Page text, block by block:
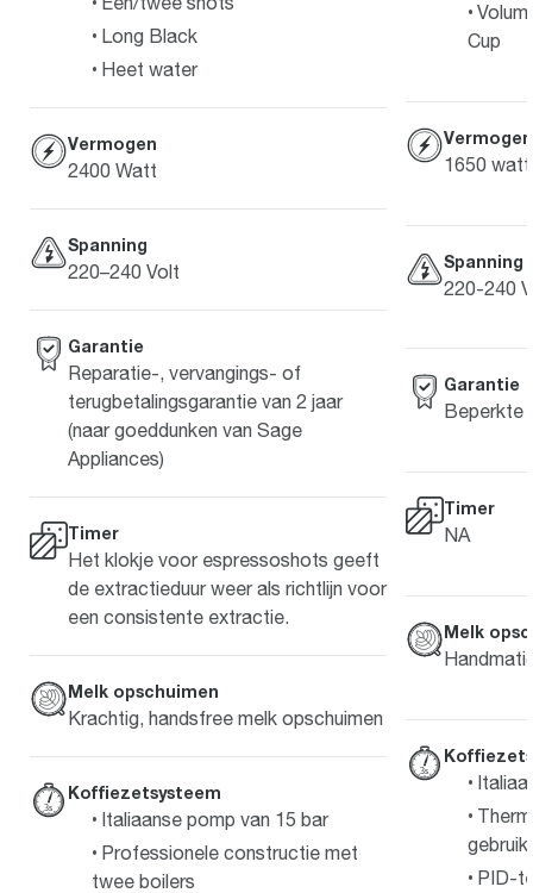
Long Black
Heet water
Vermogen
2400 Watt
Spanning
220–240 Volt
Garantie
Reparatie-, vervangings- of
terugbetalingsgarantie van 2 jaar
(naar goeddunken van Sage
Appliances)
Timer
Het klokje voor espressoshots geeft
de extractieduur weer als richtlijn voor
een consistente extractie.
Melk opschuimen
Krachtig, handsfree melk opschuimen
Koffiezetsysteem
Italiaanse pomp van 15 bar
Professionele constructie met
twee boilers
Cup
Vermogen
1650 watt
Spanning
220-240
Garantie
Beperkte
Timer
NA
Melk
PID-